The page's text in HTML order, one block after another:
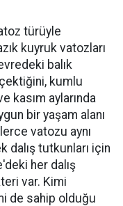
türüyle
kuyruk vatozları
balık
kumlu
kasım aylarında
bir yaşam alanı
vatozu aynı
dalış tutkunları için
her dalış
var. Kimi
de sahip olduğu